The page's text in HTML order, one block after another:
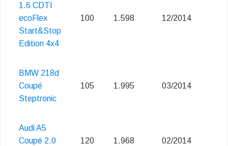
1.6 CDTI
ecoFlex
Start&Stop
Edition 4x4
100 1.598 12/2014
BMW 218d
Coupé
Steptronic
105 1.995 03/2014
Audi A5
Coupé 2.0
120 1.968 02/2014